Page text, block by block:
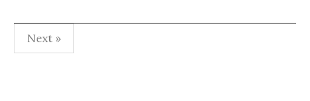
Paginación
de
Next »